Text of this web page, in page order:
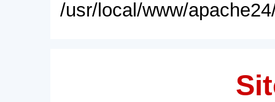
/usr/local/www/